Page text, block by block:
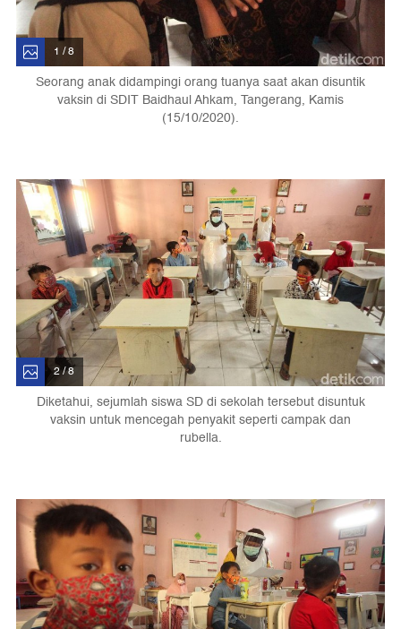
1 / 8
Seorang anak didampingi orang tuanya saat akan disuntik
vaksin di SDIT Baidhaul Ahkam, Tangerang, Kamis
(15/10/2020).
2 / 8
Diketahui, sejumlah siswa SD di sekolah tersebut disuntuk
vaksin untuk mencegah penyakit seperti campak dan
rubella.